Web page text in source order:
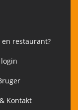
en restaurant?
Kontakt